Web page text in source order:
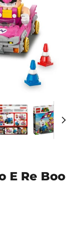
E Re Boo